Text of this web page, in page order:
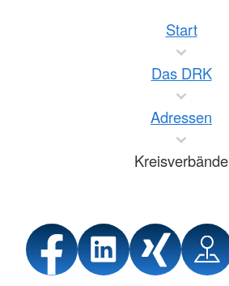
Start
Das DRK
Adressen
Kreisverbände